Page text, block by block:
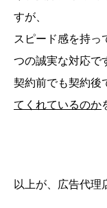
すが、
スピード感を持っ
つの誠実な対応で
契約前でも契約後
てくれているのか
以上が、広告代理